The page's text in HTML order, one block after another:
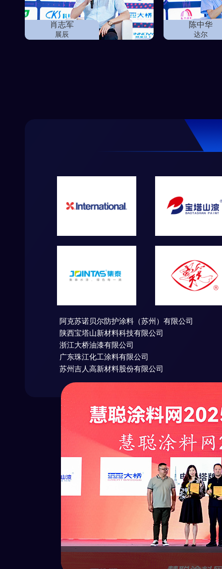
肖志军
展辰
陈中华
达尔
阿克苏诺贝尔防护涂料（苏州）有限公司
陕西宝塔山新材料科技有限公司
浙江大桥油漆有限公司
广东珠江化工涂料有限公司
苏州吉人高新材料股份有限公司